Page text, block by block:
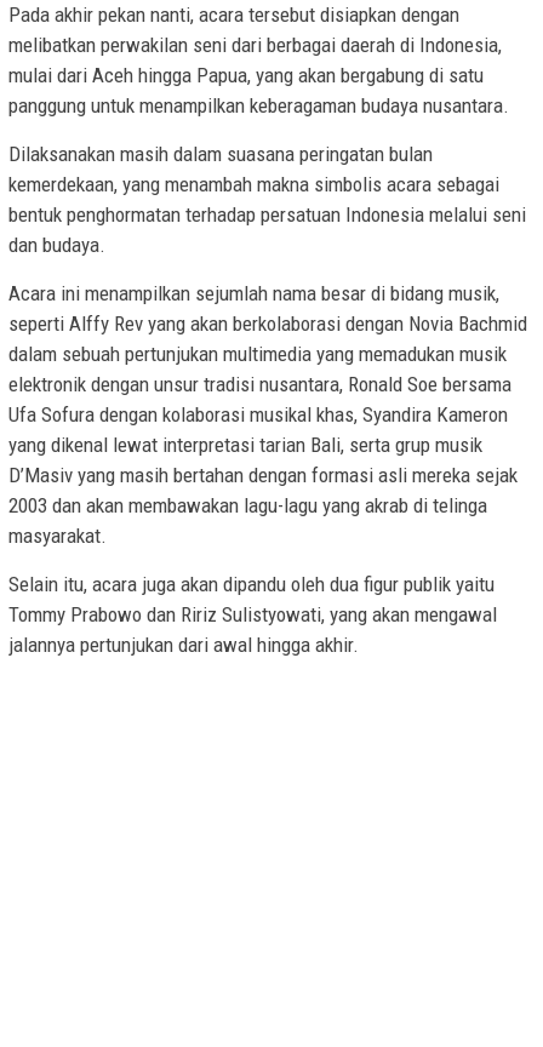
Pada akhir pekan nanti, acara tersebut disiapkan dengan
melibatkan perwakilan seni dari berbagai daerah di Indonesia,
mulai dari Aceh hingga Papua, yang akan bergabung di satu
panggung untuk menampilkan keberagaman budaya nusantara.
Dilaksanakan masih dalam suasana peringatan bulan
kemerdekaan, yang menambah makna simbolis acara sebagai
bentuk penghormatan terhadap persatuan Indonesia melalui seni
dan budaya.
Acara ini menampilkan sejumlah nama besar di bidang musik,
seperti Alffy Rev yang akan berkolaborasi dengan Novia Bachmid
dalam sebuah pertunjukan multimedia yang memadukan musik
elektronik dengan unsur tradisi nusantara, Ronald Soe bersama
Ufa Sofura dengan kolaborasi musikal khas, Syandira Kameron
yang dikenal lewat interpretasi tarian Bali, serta grup musik
D’Masiv yang masih bertahan dengan formasi asli mereka sejak
2003 dan akan membawakan lagu-lagu yang akrab di telinga
masyarakat.
Selain itu, acara juga akan dipandu oleh dua figur publik yaitu
Tommy Prabowo dan Ririz Sulistyowati, yang akan mengawal
jalannya pertunjukan dari awal hingga akhir.